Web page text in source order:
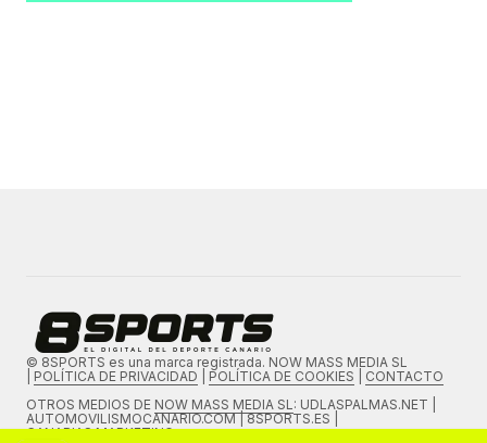
© 8SPORTS es una marca registrada. NOW MASS MEDIA SL
POLÍTICA DE PRIVACIDAD POLÍTICA DE COOKIES
CONTACTO
OTROS MEDIOS DE NOW MASS MEDIA SL: UDLASPALMAS.NET |
AUTOMOVILISMOCANARIO.COM | 8SPORTS.ES |
CANARIAS.MARKETING